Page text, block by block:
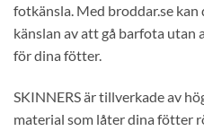
fotkänsla. Med broddar.se
känslan av att gå barfota utan
för dina fötter.
SKINNERS är tillverkade av
material som låter dina fötter